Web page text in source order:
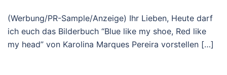
(Werbung/PR-Sample/Anzeige) Ihr Lieben, Heute darf
ich euch das Bilderbuch “Blue like my shoe, Red like
my head” von Karolina Marques Pereira vorstellen […]